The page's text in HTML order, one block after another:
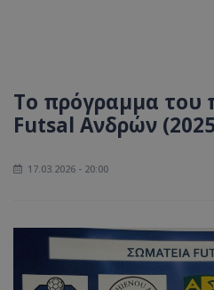
Το πρόγραμμα του
Futsal Ανδρών
17.03.2026 - 20:00